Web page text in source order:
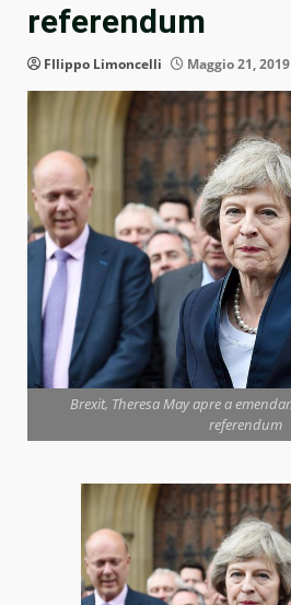
referendum
FIlippo Limoncelli Maggio 21, 2019
Brexit, Theresa May apre a
referendum